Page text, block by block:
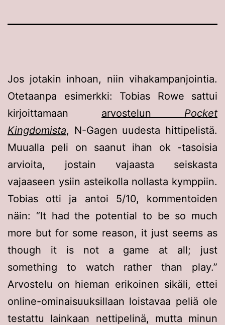
Jos jotakin inhoan, niin vihakampanjointia.
Otetaanpa esimerkki: Tobias Rowe sattui
kirjoittamaan arvostelun Pocket
Kingdomista, N-Gagen uudesta hittipelistä.
Muualla peli on saanut ihan ok -tasoisia
arvioita, jostain vajaasta seiskasta
vajaaseen ysiin asteikolla nollasta kymppiin.
Tobias otti ja antoi 5/10, kommentoiden
näin:
It had the potential to be so much
more but for some reason, it just seems as
though it is not a game at all; just
something to watch rather than play.
Arvostelu on hieman erikoinen sikäli, ettei
online-ominaisuuksillaan loistavaa peliä ole
testattu lainkaan nettipelinä, mutta minun